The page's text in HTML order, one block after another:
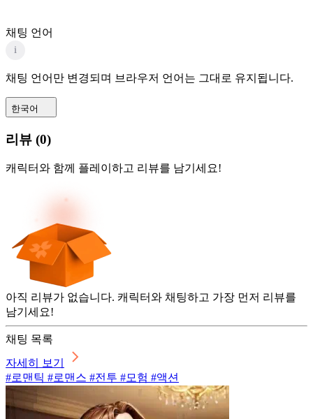
채팅 언어
i
채팅 언어만 변경되며 브라우저 언어는 그대로 유지됩니다.
한국어
리뷰 (0)
캐릭터와 함께 플레이하고 리뷰를 남기세요!
아직 리뷰가 없습니다. 캐릭터와 채팅하고 가장 먼저 리뷰를
남기세요!
채팅 목록
자세히 보기
#로맨틱 #로맨스 #전투 #모험 #액션